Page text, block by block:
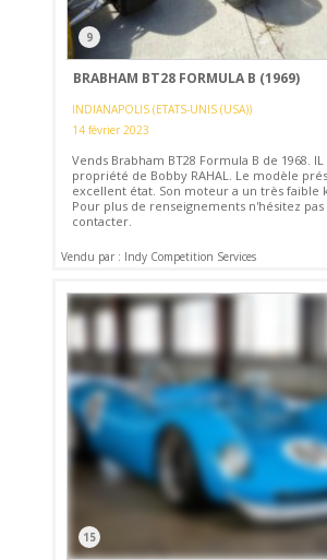
9
BRABHAM BT28 FORMULA B (1969)
INDIANAPOLIS (ETATS-UNIS (USA))
14 février 2023
Vends Brabham BT28 Formula B de 1968. IL
propriété de Bobby RAHAL. Le modèle
excellent état. Son moteur a un très faible
Pour plus de renseignements n'hésitez pas
contacter.
Vendu par : Indy Competition Services
15